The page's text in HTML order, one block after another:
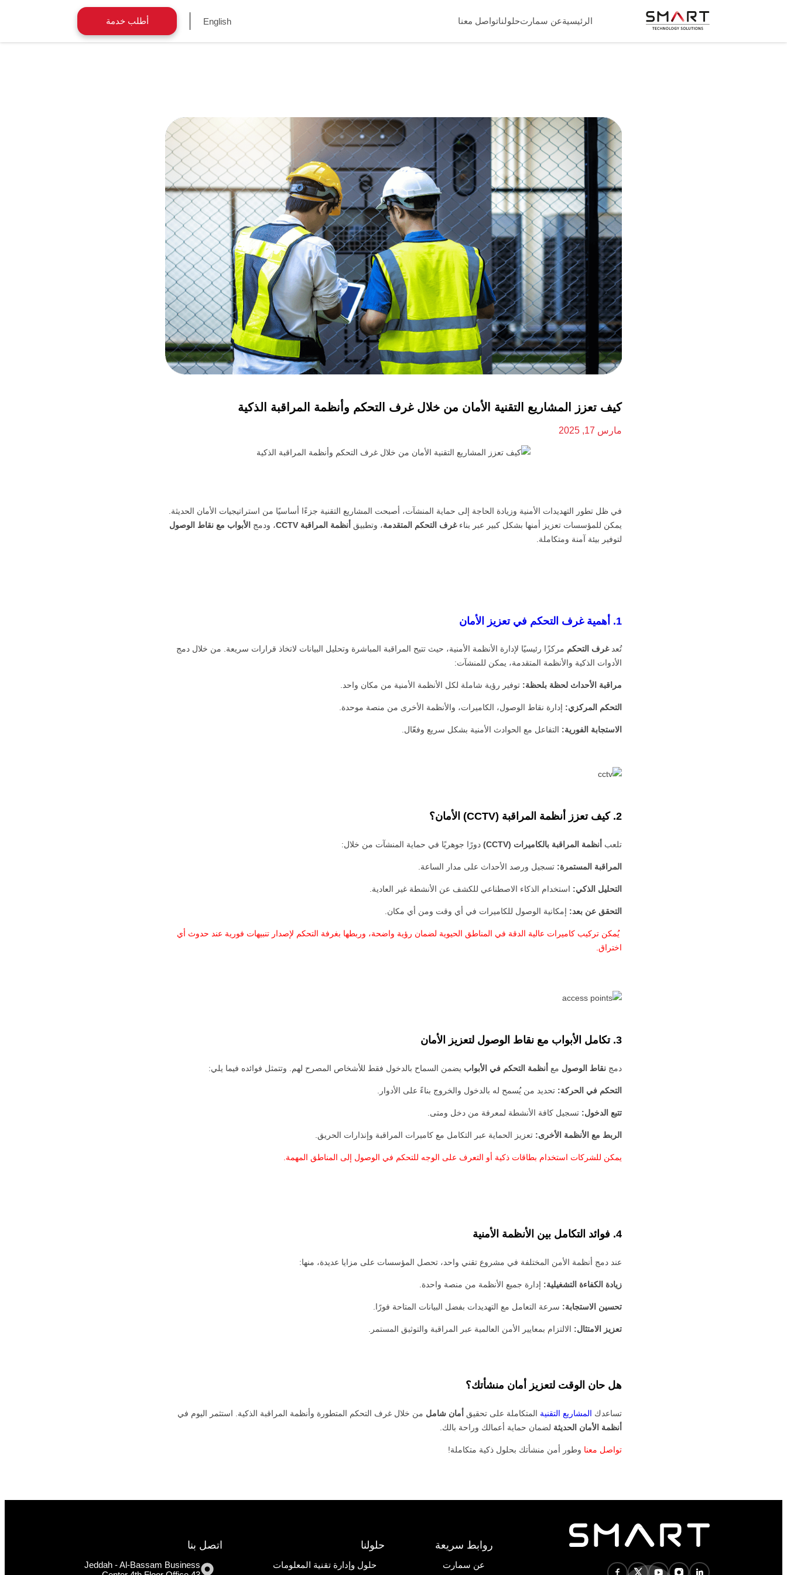
الرئيسيةعن سمارتحلولناتواصل معنا English أطلب خدمة
كيف تعزز المشاريع التقنية الأمان من خلال غرف التحكم وأنظمة المراقبة الذكية
مارس 17, 2025
في ظل تطور التهديدات الأمنية وزيادة الحاجة إلى حماية المنشآت، أصبحت المشاريع التقنية جزءًا أساسيًا من استراتيجيات الأمان الحديثة.
يمكن للمؤسسات تعزيز أمنها بشكل كبير عبر بناءغرف التحكم المتقدمة، وتطبيق أنظمة المراقبة CCTV ، ودمج الأبواب مع نقاط الوصول
لتوفير بيئة آمنة ومتكاملة.
1. أهمية غرف التحكم في تعزيز الأمان
تُعدغرف التحكم مركزًا رئيسيًا لإدارة الأنظمة الأمنية، حيث تتيح المراقبة المباشرة وتحليل البيانات لاتخاذ قرارات سريعة. من خلال دمج
الأدوات الذكية والأنظمة المتقدمة، يمكن للمنشآت:
مراقبة الأحداث لحظة بلحظة: توفير رؤية شاملة لكل الأنظمة الأمنية من مكان واحد.
التحكم المركزي: إدارة نقاط الوصول، الكاميرات، والأنظمة الأخرى من منصة موحدة.
الاستجابة الفورية: التفاعل مع الحوادث الأمنية بشكل سريع وفعّال.
2. كيف تعزز أنظمة المراقبة (CCTV) الأمان؟
تلعب أنظمة المراقبة بالكاميرات (CCTV) دورًا جوهريًا في حماية المنشآت من خلال:
المراقبة المستمرة: تسجيل ورصد الأحداث على مدار الساعة.
التحليل الذكي: استخدام الذكاء الاصطناعي للكشف عن الأنشطة غير العادية.
التحقق عن بعد: إمكانية الوصول للكاميرات في أي وقت ومن أي مكان.
يُمكن تركيب كاميرات عالية الدقة في المناطق الحيوية لضمان رؤية واضحة، وربطها بغرفة التحكم لإصدار تنبيهات فورية عند حدوث أي
اختراق.
3. تكامل الأبواب مع نقاط الوصول لتعزيز الأمان
دمج نقاط الوصول مع أنظمة التحكم في الأبواب يضمن السماح بالدخول فقط للأشخاص المصرح لهم. وتتمثل فوائده فيما يلي:
التحكم في الحركة: تحديد من يُسمح له بالدخول والخروج بناءً على الأدوار.
تتبع الدخول: تسجيل كافة الأنشطة لمعرفة من دخل ومتى.
الربط مع الأنظمة الأخرى: تعزيز الحماية عبر التكامل مع كاميرات المراقبة وإنذارات الحريق.
يمكن للشركات استخدام بطاقات ذكية أو التعرف على الوجه للتحكم في الوصول إلى المناطق المهمة.
4. فوائد التكامل بين الأنظمة الأمنية
عند دمج أنظمة الأمن المختلفة في مشروع تقني واحد، تحصل المؤسسات على مزايا عديدة، منها:
زيادة الكفاءة التشغيلية: إدارة جميع الأنظمة من منصة واحدة.
تحسين الاستجابة: سرعة التعامل مع التهديدات بفضل البيانات المتاحة فورًا.
تعزيز الامتثال: الالتزام بمعايير الأمن العالمية عبر المراقبة والتوثيق المستمر.
هل حان الوقت لتعزيز أمان منشأتك؟
تساعدك المشاريع التقنية المتكاملة على تحقيق أمان شامل من خلال غرف التحكم المتطورة وأنظمة المراقبة الذكية. استثمر اليوم في
أنظمة الأمان الحديثة لضمان حماية أعمالك وراحة بالك.
تواصل معنا وطور أمن منشأتك بحلول ذكية متكاملة!
روابط سريعة
عن سمارت
حلولنا
حلول وإدارة تقنية المعلومات
اتصل بنا
Jeddah - Al-Bassam Business